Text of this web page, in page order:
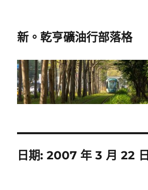
新。乾亨礦油行部落格
日期:2007 年 3 月 22 日